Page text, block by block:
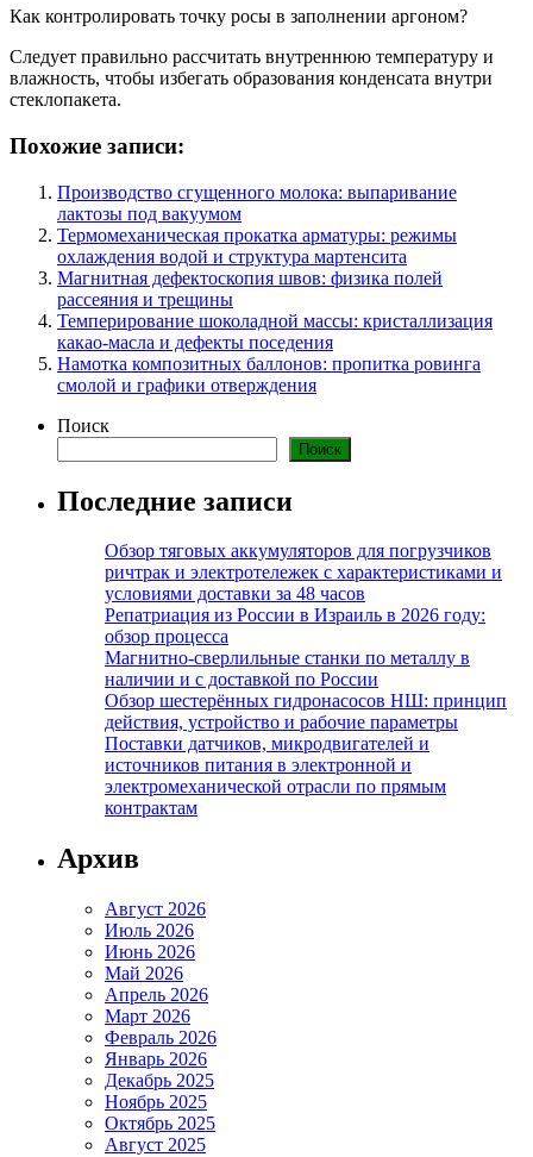
Как контролировать точку росы в заполнении аргоном?
Следует правильно рассчитать внутреннюю температуру и
влажность, чтобы избегать образования конденсата внутри
стеклопакета.
Похожие записи:
Производство сгущенного молока: выпаривание
лактозы под вакуумом
Термомеханическая прокатка арматуры: режимы
охлаждения водой и структура мартенсита
Магнитная дефектоскопия швов: физика полей
рассеяния и трещины
Темперирование шоколадной массы: кристаллизация
какао-масла и дефекты поседения
Намотка композитных баллонов: пропитка ровинга
смолой и графики отверждения
Поиск
Поиск
Последние записи
Обзор тяговых аккумуляторов для погрузчиков
ричтрак и электротележек с характеристиками и
условиями доставки за 48 часов
Репатриация из России в Израиль в 2026 году:
обзор процесса
Магнитно-сверлильные станки по металлу в
наличии и с доставкой по России
Обзор шестерённых гидронасосов НШ: принцип
действия, устройство и рабочие параметры
Поставки датчиков, микродвигателей и
источников питания в электронной и
электромеханической отрасли по прямым
контрактам
Архив
Август 2026
Июль 2026
Июнь 2026
Май 2026
Апрель 2026
Март 2026
Февраль 2026
Январь 2026
Декабрь 2025
Ноябрь 2025
Октябрь 2025
Август 2025